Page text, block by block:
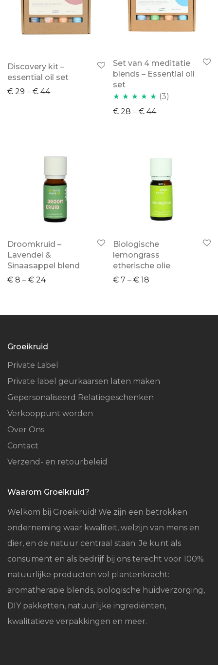
Discovery kit –
essential oil set
€ 29 – € 44
Set van 4 meditatie
blends – Essential oil
set
Waardering
(3)
€ 28 – € 44
Droomkruid –
Lavendel &
Sinaasappel blend
€ 8 – € 24
Biologische
lemongrass
etherische olie
€ 7 – € 18
Groeikruid
Private Label
Private label geurkaarsen laten maken
Gepersonaliseerd Relatiegeschenken
Verkooppunt worden
Over Ons
Contact
Verzend- en retourbeleid
Waarom Groeikruid?
Welkom bij Groeikruid! We zijn een betrokken
onderneming waar kwaliteit, welzijn van mens en
dier, en de natuur centraal staan. Je kunt als
consument en als bedrijf bij ons terecht voor 100%
natuurlijke producten vol plantenkracht:
aromatherapie blends, biologische huidverzorging,
DIY pakketten, natuurlijke ingrediënten,
kwalitatieve verpakkingen en meer.